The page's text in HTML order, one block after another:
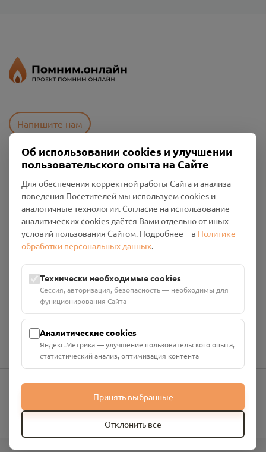
Напишите нам
Пользовательское соглашение
Политика конфиденциальности
Промо-материалы
Настройки cookies
Общество с ограниченной ответственностью «Смоленский
ИНН: 6700029207 ОГРН: 1256700001986
Юридический адрес: 216790, Смоленская область, р-н
Руднянский, г. Рудня, улица Западная, д. 26А, пом. 18
Номер счёта: 40702810901130004287 в АО "АЛЬФА-БАНК"
Кор. счёт: 30101810200000000593
info@pomnim.online
Об использовании cookies и улучшении
пользовательского опыта на Сайте
Для обеспечения корректной работы Сайта и анализа
поведения Посетителей мы используем cookies и
аналогичные технологии. Согласие на использование
аналитических cookies даётся Вами отдельно от иных
условий пользования Сайтом. Подробнее – в Политике
обработки персональных данных.
Технически необходимые cookies
Сессия, авторизация, безопасность — необходимы для
функционирования Сайта
Аналитические cookies
Яндекс.Метрика — улучшение пользовательского опыта,
статистический анализ, оптимизация контента
Принять выбранные
Отклонить все